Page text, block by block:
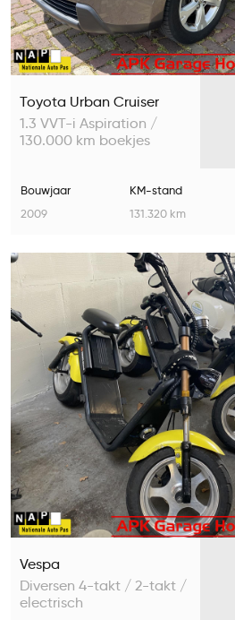
Toyota Urban Cruiser
1.3 VVT-i Aspiration /
130.000 km boekjes
Bouwjaar
2009
KM-stand
131.320 km
Vespa
Diversen 4-takt / 2-takt /
electrisch